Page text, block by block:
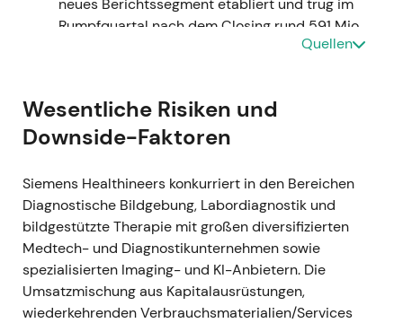
neues Berichtssegment etabliert und trug im
Rumpfquartal nach dem Closing rund 591 Mio.
€ Umsatz sowie 98 Mio. € bereinigtes EBIT bei
Wachstumsstory einer transformierten
Gruppe — das Unternehmen war nun ein
Analysten wiesen jedoch auf kurzfristige
Ergebnisverzerrungen durch
Kaufpreisallokation, Transaktions- und
Integrationskosten hin.
Technik:
Kursanstieg mit erhöhter Volatilität
(M&A-getriebener Ausbruch, anschließend
kurze Konsolidierung) [3] [4]
Quellen
Wesentliche Risiken und
Downside-Faktoren
Siemens Healthineers konkurriert in den Bereichen
Diagnostische Bildgebung, Labordiagnostik und
bildgestützte Therapie mit großen diversifizierten
Medtech- und Diagnostikunternehmen sowie
spezialisierten Imaging- und KI-Anbietern. Die
Umsatzmischung aus Kapitalausrüstungen,
wiederkehrenden Verbrauchsmaterialien/Services